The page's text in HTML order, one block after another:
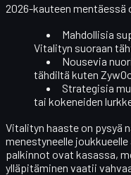
2026-kauteen
Mahdollisia
Vitalityn suoraan
Nousevia
tähdiltä kuten
Strategisia
tai kokeneiden
Vitalityn haaste on pysyä
menestyneelle
palkinnot ovat kasassa,
ylläpitäminen vaatii